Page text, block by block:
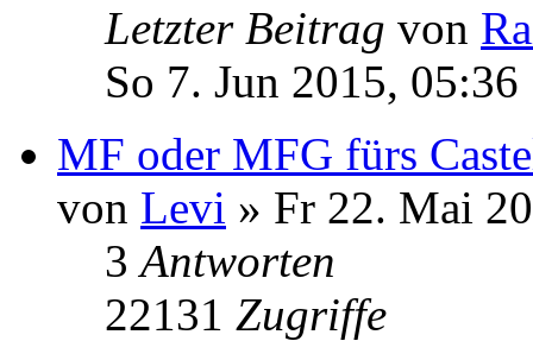
Letzter Beitrag von
So 7. Jun 2015, 05:36
MF oder MFG fürs
von Levi » Fr 22. Mai
3Antworten
22131 Zugriffe